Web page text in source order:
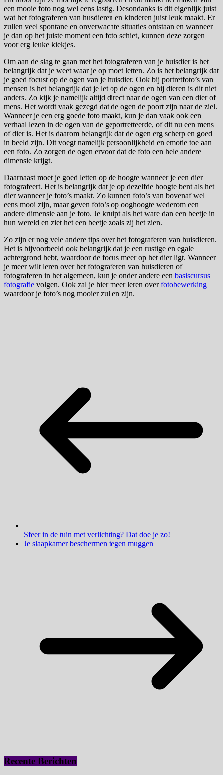
een mooie foto nog wel eens lastig. Desondanks is dit eigenlijk juist
wat het fotograferen van husdieren en kinderen juist leuk maakt. Er
zullen veel spontane en onverwachte situaties ontstaan en wanneer
je dan op het juiste moment een foto schiet, kunnen deze zorgen
voor erg leuke kiekjes.
Om aan de slag te gaan met het fotograferen van je huisdier is het
belangrijk dat je weet waar je op moet letten. Zo is het belangrijk dat
je goed focust op de ogen van je huisdier. Ook bij portretfoto’s van
mensen is het belangrijk dat je let op de ogen en bij dieren is dit niet
anders. Zo kijk je namelijk altijd direct naar de ogen van een dier of
mens. Het wordt vaak gezegd dat de ogen de poort zijn naar de ziel.
Wanneer je een erg goede foto maakt, kun je dan vaak ook een
verhaal lezen in de ogen van de geportretteerde, of dit nu een mens
of dier is. Het is daarom belangrijk dat de ogen erg scherp en goed
in beeld zijn. Dit voegt namelijk persoonlijkheid en emotie toe aan
een foto. Zo zorgen de ogen ervoor dat de foto een hele andere
dimensie krijgt.
Daarnaast moet je goed letten op de hoogte wanneer je een dier
fotografeert. Het is belangrijk dat je op dezelfde hoogte bent als het
dier wanneer je foto’s maakt. Zo kunnen foto’s van bovenaf wel
eens mooi zijn, maar geven foto’s op ooghoogte wederom een
andere dimensie aan je foto. Je kruipt als het ware dan een beetje in
hun wereld en ziet het een beetje zoals zij het zien.
Zo zijn er nog vele andere tips over het fotograferen van huisdieren.
Het is bijvoorbeeld ook belangrijk dat je een rustige en egale
achtergrond hebt, waardoor de focus meer op het dier ligt. Wanneer
je meer wilt leren over het fotograferen van huisdieren of
fotograferen in het algemeen, kun je onder andere een basiscursus
fotografie volgen. Ook zal je hier meer leren overfotobewerking
waardoor je foto’s nog mooier zullen zijn.
Sfeer in de tuin met verlichting? Dat doe je zo!
Je slaapkamer beschermen tegen muggen
Recente Berichten